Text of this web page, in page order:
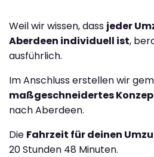
Weil wir wissen, dass jeder
Aberdeen individuell ist,
ausführlich.
Im Anschluss erstellen wir
maßgeschneidertes
nach Aberdeen.
Die Fahrzeit für deinen
20 Stunden 48 Minuten.